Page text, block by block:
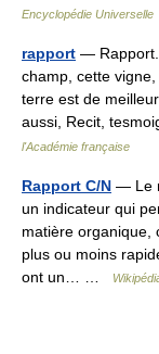
Encyclopédie Universelle
rapport — Rapport.
champ, cette
terre est de
aussi, Recit,
l'Académie française
Rapport C/N — Le
un indicateur qui
matière organique,
plus ou moins
ont un… …